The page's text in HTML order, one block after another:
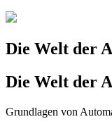
Die Welt der
Die Welt der
Grundlagen von